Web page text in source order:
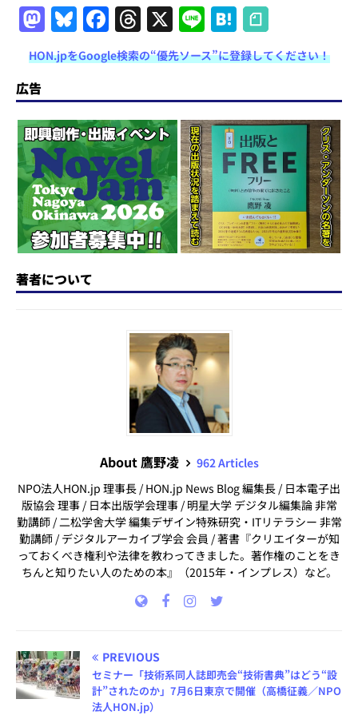
M
a
st
o
d
o
n
Bl
u
e
s
k
y
F
a
c
e
b
o
o
k
T
h
re
a
d
s
X Li
n
e
H
at
e
n
a
HON.jpをGoogle検索の“優先ソース”に登録してください！
広告
著者について
About 鷹野凌
962 Articles
NPO法人HON.jp 理事長 / HON.jp News Blog 編集長 / 日本電子出
版協会 理事 / 日本出版学会理事 / 明星大学 デジタル編集論 非常
勤講師 / 二松学舍大学 編集デザイン特殊研究・ITリテラシー 非常
勤講師 / デジタルアーカイブ学会 会員 / 著書『クリエイターが知
っておくべき権利や法律を教わってきました。著作権のことをき
ちんと知りたい人のための本』（2015年・インプレス）など。
PREVIOUS
セミナー「技術系同人誌即売会“技術書典”はどう“設
計”されたのか」7月6日東京で開催（高橋征義／NPO
法人HON.jp）